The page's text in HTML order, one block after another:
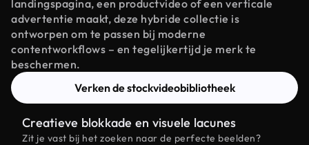
landingspagina, een productvideo of een verticale
advertentie maakt, deze hybride collectie is
ontworpen om te passen bij moderne
contentworkflows – en tegelijkertijd je merk te
beschermen.
Verken de stockvideobibliotheek
Creatieve blokkade en visuele lacunes
Zit je vast bij het zoeken naar de perfecte beelden?